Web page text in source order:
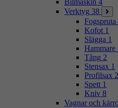
Bilmaskin 4
Verktyg 38
Fogspruta
Kofot 1
Slägga 1
Hammare
Tång 2
Stensax 1
Profilsax 2
Spett 1
Kniv 8
Vagnar och